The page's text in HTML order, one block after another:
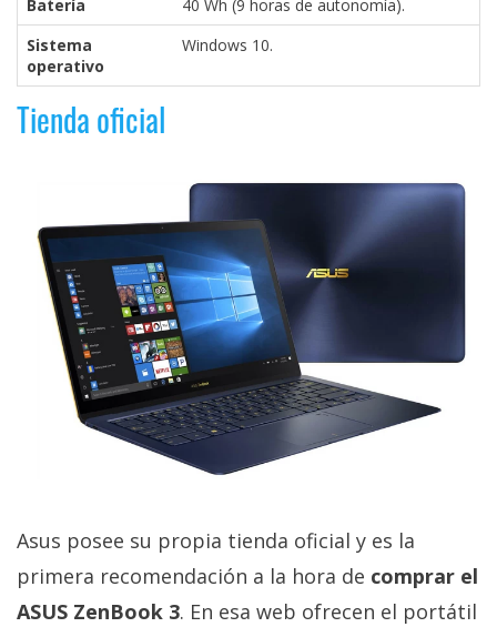
móviles,
ordenadores,
apps,
informática,
videojuegos,
comparativas,
Informático
(CC) 2006-
2026. Algunos
derechos
reservados
Batería
40 Wh (9 horas de autonomía).
Sistema
operativo
Windows 10.
Tienda oficial
Asus posee su propia tienda oficial y es la
primera recomendación a la hora de comprar el
ASUS ZenBook 3. En esa web ofrecen el portátil